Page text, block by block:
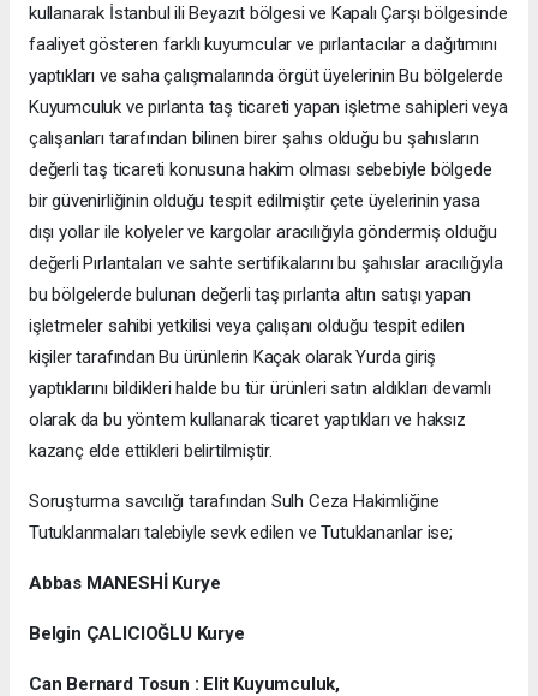
kullanarak İstanbul ili Beyazıt bölgesi ve Kapalı Çarşı bölgesinde
faaliyet gösteren farklı kuyumcular ve pırlantacılar a dağıtımını
yaptıkları ve saha çalışmalarında örgüt üyelerinin Bu bölgelerde
Kuyumculuk ve pırlanta taş ticareti yapan işletme sahipleri veya
çalışanları tarafından bilinen birer şahıs olduğu bu şahısların
değerli taş ticareti konusuna hakim olması sebebiyle bölgede
bir güvenirliğinin olduğu tespit edilmiştir çete üyelerinin yasa
dışı yollar ile kolyeler ve kargolar aracılığıyla göndermiş olduğu
değerli Pırlantaları ve sahte sertifikalarını bu şahıslar aracılığıyla
bu bölgelerde bulunan değerli taş pırlanta altın satışı yapan
işletmeler sahibi yetkilisi veya çalışanı olduğu tespit edilen
kişiler tarafından Bu ürünlerin Kaçak olarak Yurda giriş
yaptıklarını bildikleri halde bu tür ürünleri satın aldıkları devamlı
olarak da bu yöntem kullanarak ticaret yaptıkları ve haksız
kazanç elde ettikleri belirtilmiştir.
Soruşturma savcılığı tarafından Sulh Ceza Hakimliğine
Tutuklanmaları talebiyle sevk edilen ve Tutuklananlar ise;
Abbas MANESHİ Kurye
Belgin ÇALICIOĞLU Kurye
Can Bernard Tosun : Elit Kuyumculuk,